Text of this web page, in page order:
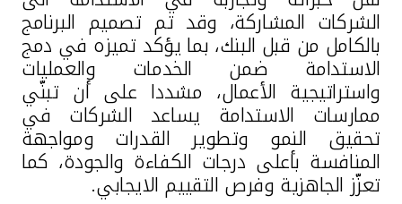
الشركات المشاركة، وقد تم تصميم البرنامج
بالكامل من قبل البنك، بما يؤكد تميزه في دمج
الاستدامة ضمن الخدمات والعمليات
واستراتيجية الأعمال، مشددا على أن تبنّي
ممارسات الاستدامة يساعد الشركات في
تحقيق النمو وتطوير القدرات ومواجهة
المنافسة بأعلى درجات الكفاءة والجودة، كما
تعزّز الجاهزية وفرص التقييم الايجابي.